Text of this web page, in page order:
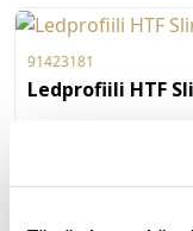
syöttöjohto ilman
91423181
Ledprofiili HTF
Linssiprofiili joka